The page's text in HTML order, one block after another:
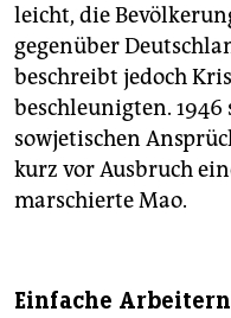
leicht, die
gegenüber
beschreibt jedoch
beschleunigten.
sowjetischen
kurz vor Ausbruch
marschierte Mao.
Einfache